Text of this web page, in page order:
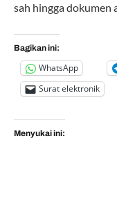
sah hingga dokumen
Bagikan ini:
WhatsApp
Surat elektronik
Menyukai ini: